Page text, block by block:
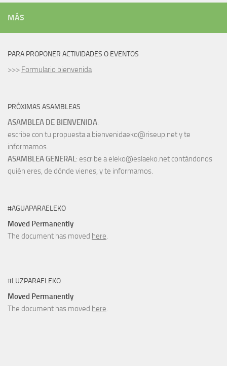
MÁS
PARA PROPONER ACTIVIDADES O EVENTOS
>>> Formulario bienvenida
PRÓXIMAS ASAMBLEAS
ASAMBLEA DE BIENVENIDA:
escribe con tu propuesta a bienvenidaeko@riseup.net y te
informamos.
ASAMBLEA GENERAL: escribe a eleko@eslaeko.net contándonos
quién eres, de dónde vienes, y te informamos.
#AGUAPARAELEKO
Moved Permanently
The document has moved here.
#LUZPARAELEKO
Moved Permanently
The document has moved here.